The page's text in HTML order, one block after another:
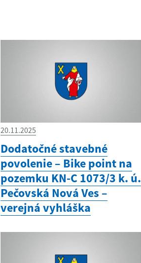
20.11.2025
Dodatočné stavebné
povolenie – Bike point na
pozemku KN-C 1073/3 k. ú.
Pečovská Nová Ves –
verejná vyhláška